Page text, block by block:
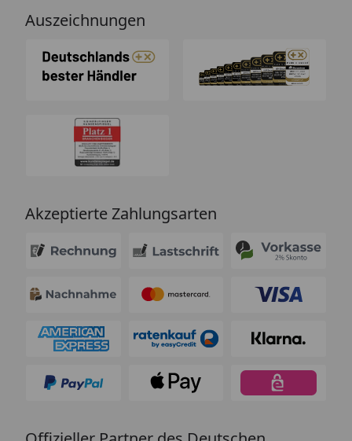
Auszeichnungen
Akzeptierte Zahlungsarten